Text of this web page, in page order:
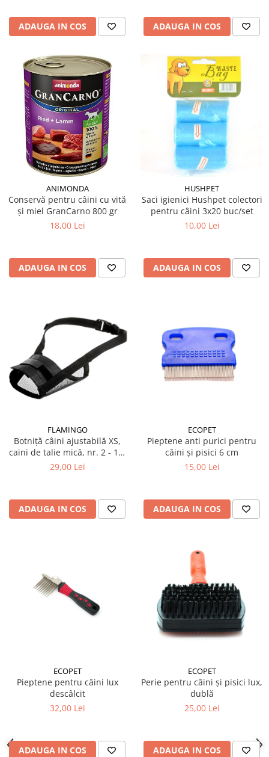
ADAUGA IN COS ADAUGA IN COS
ANIMONDA
Conservă pentru câini cu vită
și miel GranCarno 800 gr
18,00 Lei
ADAUGA IN COS
HUSHPET
Saci igienici Hushpet colectori
pentru câini 3x20 buc/set
10,00 Lei
ADAUGA IN COS
FLAMINGO
Botniță câini ajustabilă XS,
caini de talie mică, nr. 2 - 19-
22CM
29,00 Lei
ADAUGA IN COS
ECOPET
Pieptene anti purici pentru
câini și pisici 6 cm
15,00 Lei
ADAUGA IN COS
ECOPET
Pieptene pentru câini lux
descâlcit
32,00 Lei
ADAUGA IN COS
ECOPET
Perie pentru câini și pisici lux,
dublă
25,00 Lei
ADAUGA IN COS